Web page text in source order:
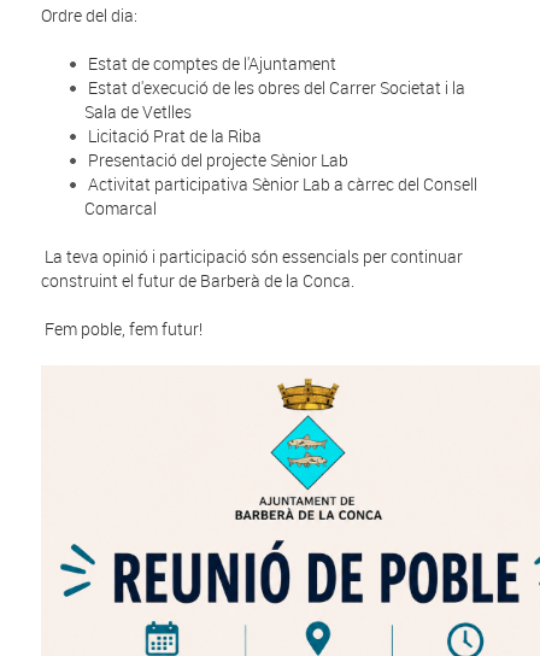
Ordre del dia:
Estat de comptes de l'Ajuntament
Estat d'execució de les obres del Carrer Societat i la
Sala de Vetlles
Licitació Prat de la Riba
Presentació del projecte Sènior Lab
Activitat participativa Sènior Lab a càrrec del Consell
Comarcal
La teva opinió i participació són essencials per continuar
construint el futur de Barberà de la Conca.
Fem poble, fem futur!